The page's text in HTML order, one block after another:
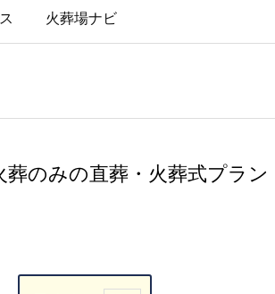
火葬場ナビ
葬のみの直葬・火葬式プラン